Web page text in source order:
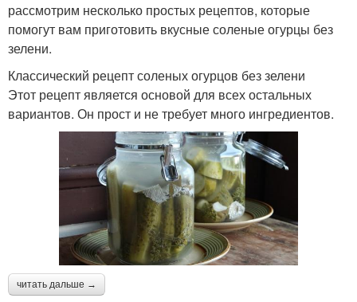
рассмотрим несколько простых рецептов, которые
помогут вам приготовить вкусные соленые огурцы без
зелени.
Классический рецепт соленых огурцов без зелени
Этот рецепт является основой для всех остальных
вариантов. Он прост и не требует много ингредиентов.
читать дальше →